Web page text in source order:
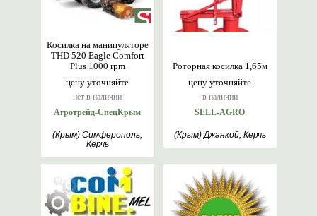
цену уточняйте
нет в наличии
Косилка на манипуляторе
THD 520 Eagle Comfort
Plus 1000 rpm
Агротрейд-СпецКрым
(Крым) Симферополь,
Керчь
цену уточняйте
в наличии
Роторная косилка 1,65м
SELL-AGRO
(Крым) Джанкой, Керчь